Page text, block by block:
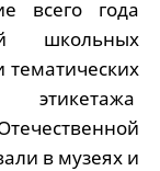
всего года
школьных
тематических
в музеях и